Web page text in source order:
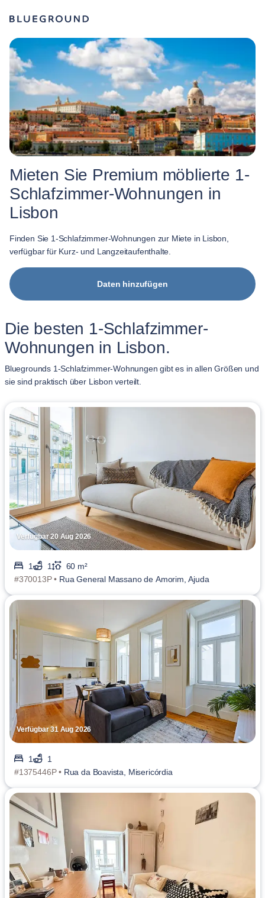
Mieten Sie Premium möblierte 1-
Schlafzimmer-Wohnungen in
Lisbon
Finden Sie 1-Schlafzimmer-Wohnungen zur Miete in Lisbon,
verfügbar für Kurz- und Langzeitaufenthalte.
Daten hinzufügen
Die besten 1-Schlafzimmer-
Wohnungen in Lisbon.
Bluegrounds 1-Schlafzimmer-Wohnungen gibt es in allen Größen und
sie sind praktisch über Lisbon verteilt.
Verfügbar 20 Aug 2026
1 1
60 m²
#370013P • Rua General Massano de Amorim, Ajuda
Verfügbar 31 Aug 2026
1
1
#1375446P • Rua da Boavista, Misericórdia